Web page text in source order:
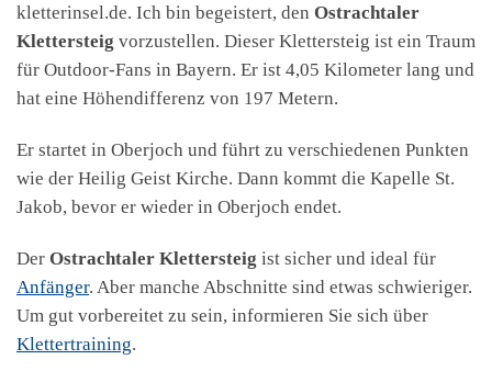
kletterinsel.de. Ich bin begeistert, den Ostrachtaler
Klettersteig vorzustellen. Dieser Klettersteig ist ein Traum
für Outdoor-Fans in Bayern. Er ist 4,05 Kilometer lang und
hat eine Höhendifferenz von 197 Metern.
Er startet in Oberjoch und führt zu verschiedenen Punkten
wie der Heilig Geist Kirche. Dann kommt die Kapelle St.
Jakob, bevor er wieder in Oberjoch endet.
Der Ostrachtaler Klettersteig ist sicher und ideal für
Anfänger. Aber manche Abschnitte sind etwas schwieriger.
Um gut vorbereitet zu sein, informieren Sie sich über
Klettertraining.